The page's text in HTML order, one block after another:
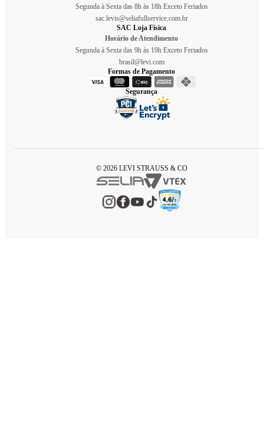
Segunda à Sexta das 8h às 18h Exceto Feriados
sac.levis@seliafullservice.com.br
SAC Loja Física
Horário de Atendimento
Segunda à Sexta das 9h às 19h Exceto Feriados
brasil@levi.com
Formas de Pagamento
Segurança
© 2026 LEVI STRAUSS & CO